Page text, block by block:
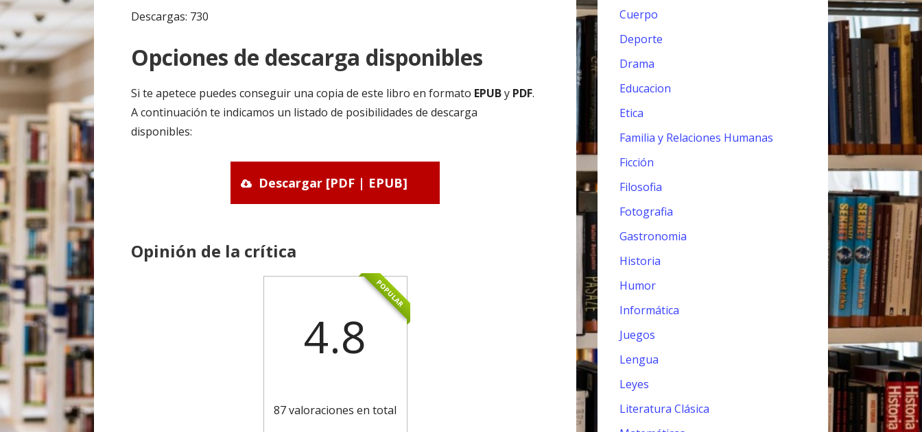
Descargas: 730
Opciones de descarga disponibles
Si te apetece puedes conseguir una copia de este libro en formato EPUBy PDF.
A continuación te indicamos un listado de posibilidades de descarga
disponibles:
Descargar [PDF | EPUB]
Opinión de la crítica
POPULAR
4.8
87 valoraciones en total
Cuerpo
Deporte
Drama
Educacion
Etica
Familia y Relaciones Humanas
Ficción
Filosofia
Fotografia
Gastronomia
Historia
Humor
Informática
Juegos
Lengua
Leyes
Literatura Clásica